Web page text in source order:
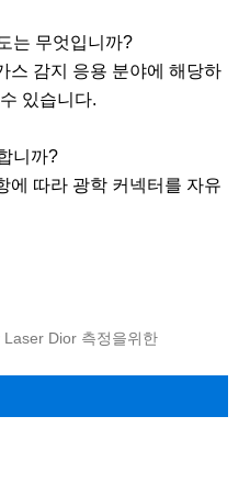
는 무엇입니까?
스 감지 응용 분야에 해당하
있습니다.
니까?
에 따라 광학 커넥터를 자유
Dior 측정을위한